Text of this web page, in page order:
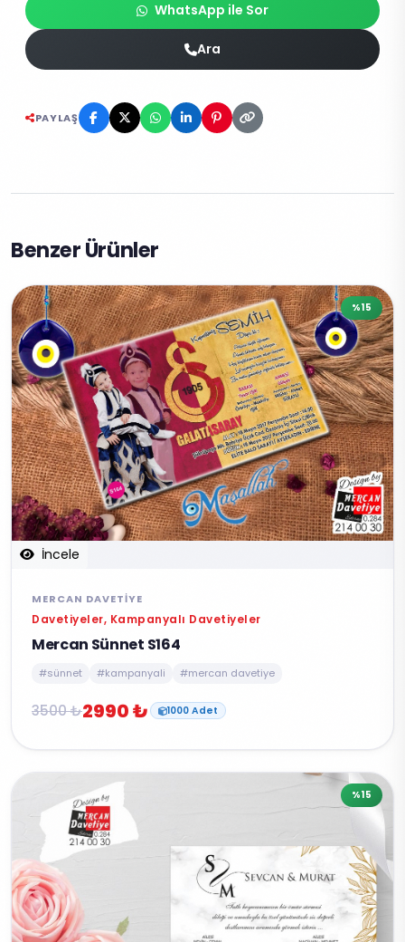
WhatsApp ile Sor
Ara
PAYLAŞ
Benzer Ürünler
İncele
%15
MERCAN DAVETIYE
Davetiyeler, Kampanyalı Davetiyeler
Mercan Sünnet S164
#sünnet #kampanyali #mercan davetiye
3500 ₺2990 ₺ 1000 Adet
%15